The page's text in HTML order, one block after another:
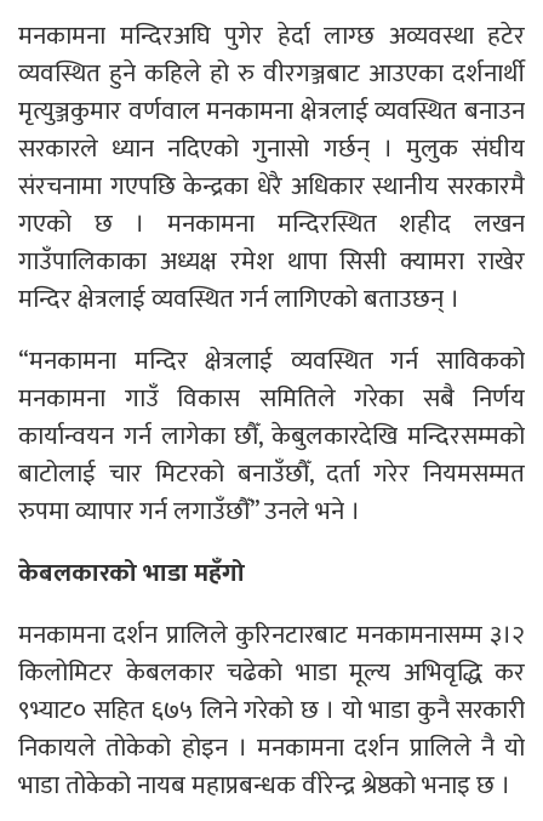
मनकामना मन्दिरअघि पुगेर हेर्दा लाग्छ अव्यवस्था हटेर
व्यवस्थित हुने कहिले हो रु वीरगञ्जबाट आउएका दर्शनार्थी
मृत्युञ्जकुमार वर्णवाल मनकामना क्षेत्रलाई व्यवस्थित बनाउन
सरकारले ध्यान नदिएको गुनासो गर्छन् । मुलुक संघीय
संरचनामा गएपछि केन्द्रका धेरै अधिकार स्थानीय सरकारमै
गएको छ । मनकामना मन्दिरस्थित शहीद लखन
गाउँपालिकाका अध्यक्ष रमेश थापा सिसी क्यामरा राखेर
मन्दिर क्षेत्रलाई व्यवस्थित गर्न लागिएको बताउछन् ।
“मनकामना मन्दिर क्षेत्रलाई व्यवस्थित गर्न साविकको
मनकामना गाउँ विकास समितिले गरेका सबै निर्णय
कार्यान्वयन गर्न लागेका छौँ, केबुलकारदेखि मन्दिरसम्मको
बाटोलाई चार मिटरको बनाउँछौँ, दर्ता गरेर नियमसम्मत
रुपमा व्यापार गर्न लगाउँछौँ” उनले भने ।
केबलकारको भाडा महँगो
मनकामना दर्शन प्रालिले कुरिनटारबाट मनकामनासम्म ३।२
किलोमिटर केबलकार चढेको भाडा मूल्य अभिवृद्धि कर
९भ्याट० सहित ६७५ लिने गरेको छ । यो भाडा कुनै सरकारी
निकायले तोकेको होइन । मनकामना दर्शन प्रालिले नै यो
भाडा तोकेको नायब महाप्रबन्धक वीरेन्द्र श्रेष्ठको भनाइ छ ।